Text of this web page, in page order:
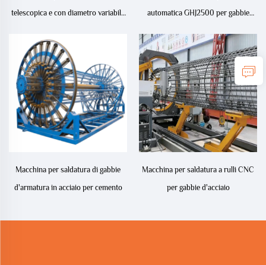
telescopica e con diametro variabile
acciaio
automatica GHJ2500 per gabbie
Macchina per saldatura di gabbie
d'armatura in acciaio per cemento
Macchina per saldatura a rulli CNC
per gabbie d'acciaio